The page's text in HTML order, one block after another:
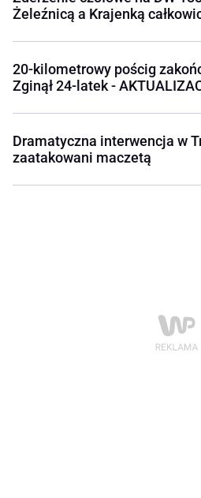
Żeleźnicą a Krajenką
20-kilometrowy pościg
Zginął 24-latek -
Dramatyczna interwencja w
zaatakowani maczetą